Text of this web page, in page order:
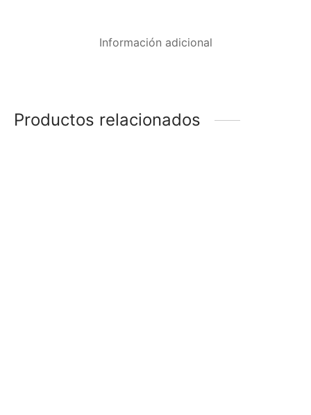
Información adicional
Productos relacionados